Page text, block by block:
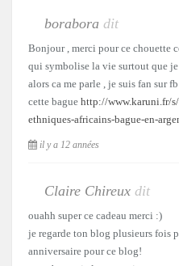
borabora dit
Bonjour , merci pour ce chouette
qui symbolise la vie surtout que
alors ca me parle , je suis fan
cette bague http://www.karuni.fr/
ethniques-africains-bague-en-
il y a 12 années
Claire Chireux dit
ouahh super ce cadeau merci :)
je regarde ton blog plusieurs fois
anniversaire pour ce blog!